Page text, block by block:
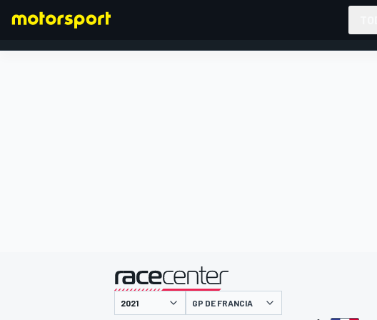
presentado por
GP DE FRANCIA